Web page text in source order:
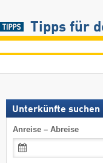
Tipps für
Unterkünfte suchen
Anreise – Abreise